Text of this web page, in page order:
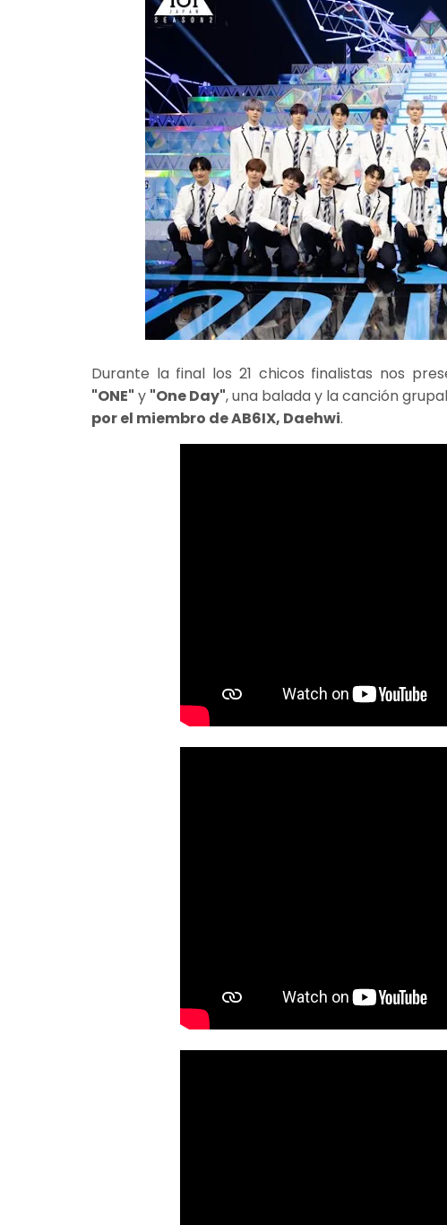
Durante la final los 21 chicos finalistas nos
"ONE" y "One Day", una balada y la canción
por el miembro de AB6IX, Daehwi.